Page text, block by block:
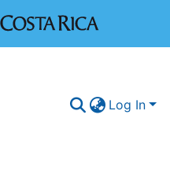
Log In